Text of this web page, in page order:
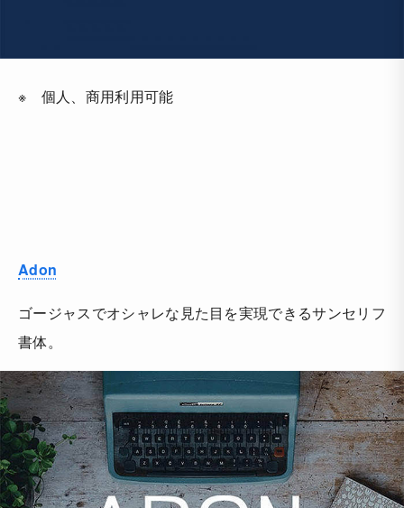
※ 個人、商用利用可能
Adon
ゴージャスでオシャレな見た目を実現できるサンセリフ
書体。